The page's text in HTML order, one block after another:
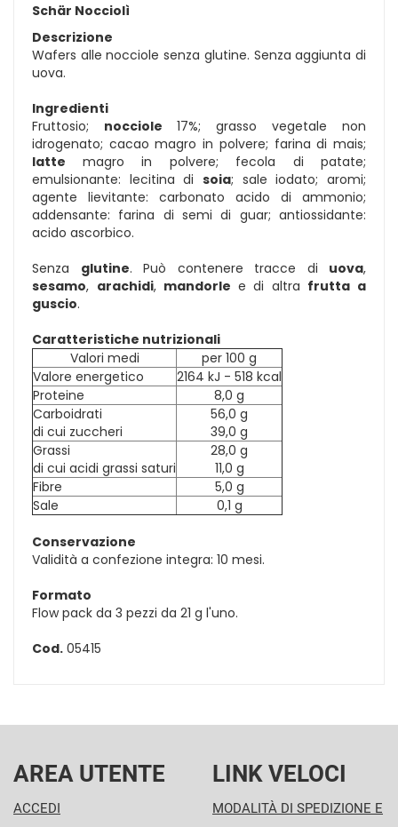
Schär Nocciolì
Descrizione
Wafers alle nocciole senza glutine. Senza aggiunta di
uova.
Ingredienti
Fruttosio; nocciole 17%; grasso vegetale non
idrogenato; cacao magro in polvere; farina di mais;
latte magro in polvere; fecola di patate;
emulsionante: lecitina di soia; sale iodato; aromi;
agente lievitante: carbonato acido di ammonio;
addensante: farina di semi di guar; antiossidante:
acido ascorbico.
Senza glutine. Può contenere tracce di uova,
sesamo, arachidi, mandorle e di altra frutta a
guscio.
Caratteristiche nutrizionali
Valori medi
per 100 g
Valore energetico
2164 kJ - 518 kcal
Proteine
8,0 g
Carboidrati
di cui zuccheri
56,0 g
39,0 g
Grassi
di cui acidi grassi saturi
28,0 g
11,0 g
Fibre
5,0 g
Sale
0,1 g
Conservazione
Validità a confezione integra: 10 mesi.
Formato
Flow pack da 3 pezzi da 21 g l'uno.
Cod. 05415
AREA UTENTE
ACCEDI
LINK VELOCI
MODALITÀ DI SPEDIZIONE E